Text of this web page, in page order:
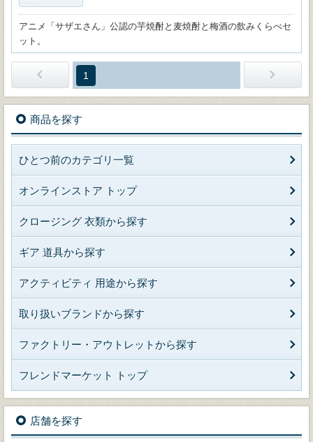
アニメ「サザエさん」公認の芋焼酎と麦焼酎と梅酒の飲みくらべセ
ット。
1
商品を探す
ひとつ前のカテゴリ一覧
オンラインストア トップ
クロージング 衣類から探す
ギア 道具から探す
アクティビティ 用途から探す
取り扱いブランドから探す
ファクトリー・アウトレットから探す
フレンドマーケット トップ
店舗を探す